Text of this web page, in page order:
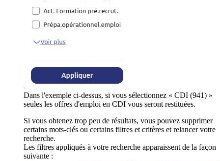
Dans l'exemple ci-dessus, si vous sélectionnez « CDI (941) »
seules les offres d'emploi en CDI vous seront restituées.
Si vous obtenez trop peu de résultats, vous pouvez supprimer
certains mots-clés ou certains filtres et critères et relancer votre
recherche.
Les filtres appliqués à votre recherche apparaissent de la façon
suivante :